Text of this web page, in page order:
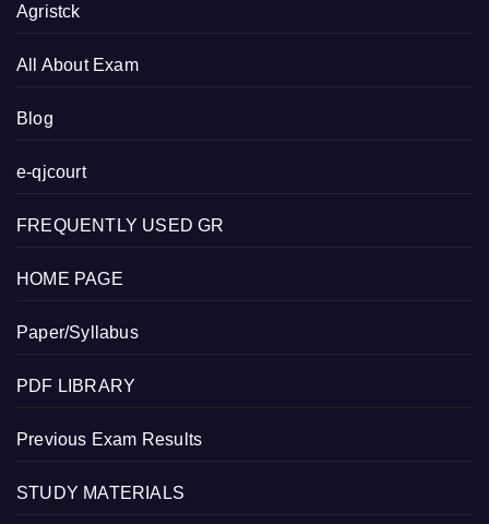
Agristck
All About Exam
Blog
e-qjcourt
FREQUENTLY USED GR
HOME PAGE
Paper/Syllabus
PDF LIBRARY
Previous Exam Results
STUDY MATERIALS